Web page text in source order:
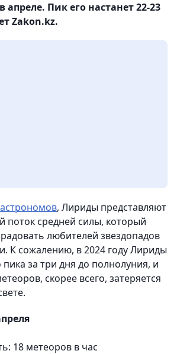
Пик его настанет 22-23
Zakon.kz.
астрономов, Лириды представляют
поток средней силы, который
любителей звездопадов
К сожалению, в 2024 году Лириды
пика за три дня до полнолуния, и
скорее всего, затеряется
18 метеоров в час